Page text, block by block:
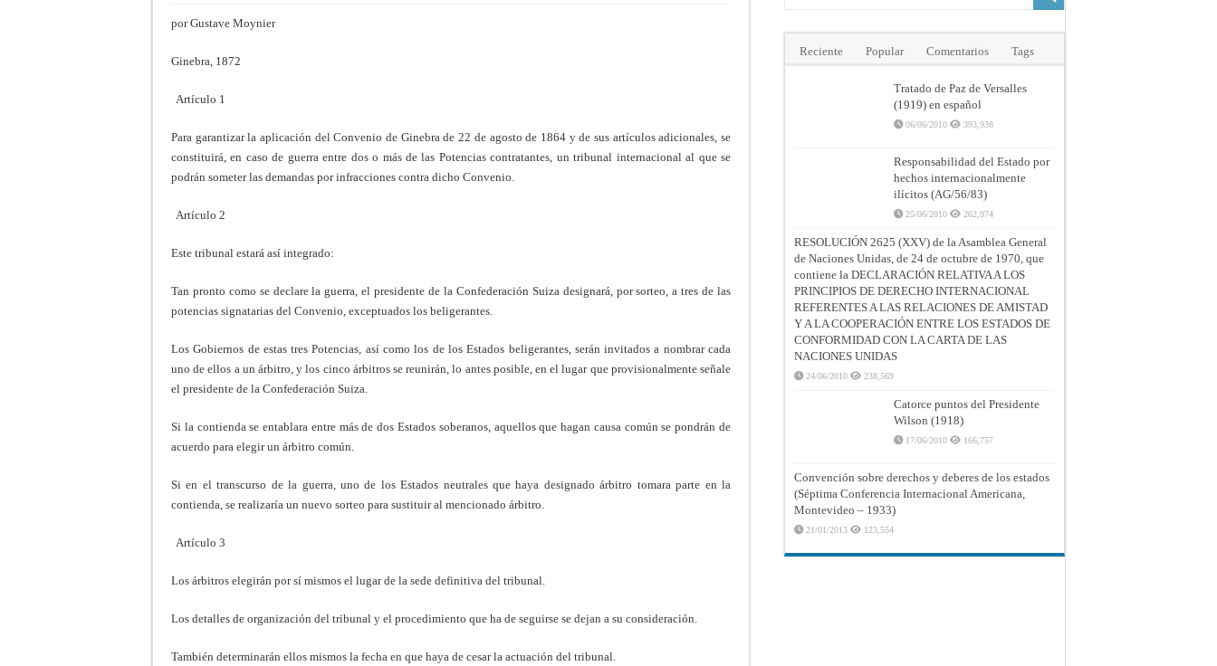
por Gustave Moynier
Ginebra, 1872
Artículo 1
Para garantizar la aplicación del Convenio de Ginebra de 22 de agosto de 1864 y de sus artículos adicionales, se
constituirá, en caso de guerra entre dos o más de las Potencias contratantes, un tribunal internacional al que se
podrán someter las demandas por infracciones contra dicho Convenio.
Artículo 2
Este tribunal estará así integrado:
Tan pronto como se declare la guerra, el presidente de la Confederación Suiza designará, por sorteo, a tres de las
potencias signatarias del Convenio, exceptuados los beligerantes.
Los Gobiernos de estas tres Potencias, así como los de los Estados beligerantes, serán invitados a nombrar cada
uno de ellos a un árbitro, y los cinco árbitros se reunirán, lo antes posible, en el lugar que provisionalmente señale
el presidente de la Confederación Suiza.
Si la contienda se entablara entre más de dos Estados soberanos, aquellos que hagan causa común se pondrán de
acuerdo para elegir un árbitro común.
Si en el transcurso de la guerra, uno de los Estados neutrales que haya designado árbitro tomara parte en la
contienda, se realizaría un nuevo sorteo para sustituir al mencionado árbitro.
Artículo 3
Los árbitros elegirán por sí mismos el lugar de la sede definitiva del tribunal.
Los detalles de organización del tribunal y el procedimiento que ha de seguirse se dejan a su consideración.
También determinarán ellos mismos la fecha en que haya de cesar la actuación del tribunal.
Reciente Popular Comentarios Tags
Tratado de Paz de Versalles
(1919) en español
06/06/2010 393,938
Responsabilidad del Estado por
hechos internacionalmente
ilícitos (AG/56/83)
25/06/2010 262,974
RESOLUCIÓN 2625 (XXV) de la Asamblea General
de Naciones Unidas, de 24 de octubre de 1970, que
contiene la DECLARACIÓN RELATIVA A LOS
PRINCIPIOS DE DERECHO INTERNACIONAL
REFERENTES A LAS RELACIONES DE AMISTAD
Y A LA COOPERACIÓN ENTRE LOS ESTADOS DE
CONFORMIDAD CON LA CARTA DE LAS
NACIONES UNIDAS
24/06/2010 238,569
Catorce puntos del Presidente
Wilson (1918)
17/06/2010 166,757
Convención sobre derechos y deberes de los estados
(Séptima Conferencia Internacional Americana,
Montevideo – 1933)
21/01/2013 123,554